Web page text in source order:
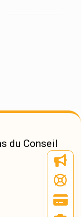
du Conseil